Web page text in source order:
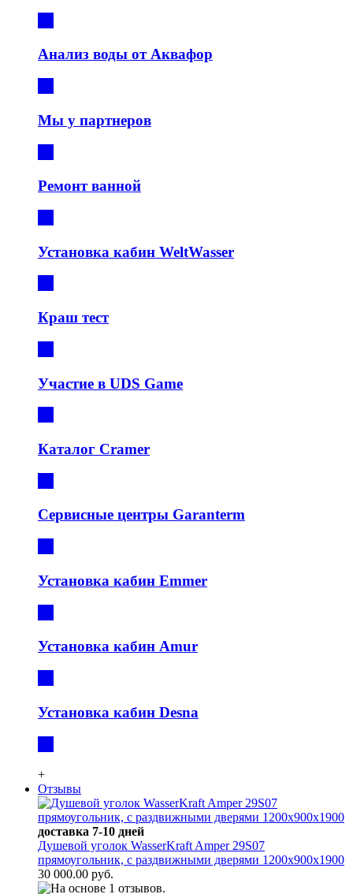
Анализ воды от Аквафор
Мы у партнеров
Ремонт ванной
Установка кабин WeltWasser
Краш тест
Участие в UDS Game
Каталог Cramer
Сервисные центры Garanterm
Установка кабин Emmer
Установка кабин Amur
Установка кабин Desna
+
Отзывы
доставка 7-10 дней
Душевой уголок WasserKraft Amper 29S07
прямоугольник, с раздвижными дверями 1200х900х1900
30 000.00 руб.